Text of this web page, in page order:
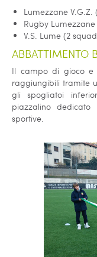
Lumezzane V.G.Z.
Rugby
V.S. Lume (2
ABBATTIMENTO
Il campo di gioco e
raggiungibili tramite
gli spogliatoi
piazzalino
sportive.